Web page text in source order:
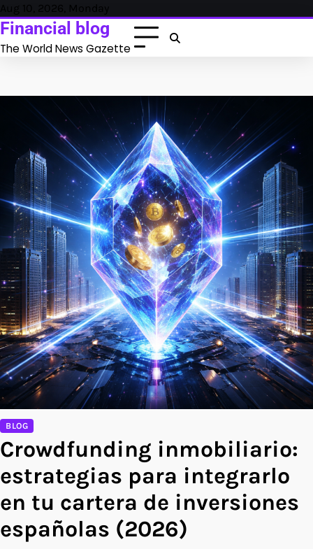
Skip
to
content
Aug 10, 2026, Monday
Financial blog
The World News Gazette
BLOG
Crowdfunding inmobiliario:
estrategias para integrarlo
en tu cartera de inversiones
españolas (2026)